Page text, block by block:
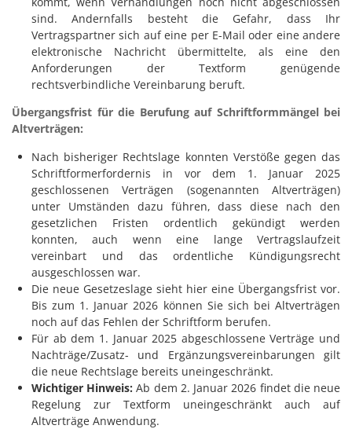
sind. Andernfalls besteht die Gefahr, dass Ihr
Vertragspartner sich auf eine per E-Mail oder eine andere
elektronische Nachricht übermittelte, als eine den
Anforderungen der Textform genügende
rechtsverbindliche Vereinbarung beruft.
Übergangsfrist für die Berufung auf Schriftformmängel bei
Altverträgen:
Nach bisheriger Rechtslage konnten Verstöße gegen das
Schriftformerfordernis in vor dem 1. Januar 2025
geschlossenen Verträgen (sogenannten Altverträgen)
unter Umständen dazu führen, dass diese nach den
gesetzlichen Fristen ordentlich gekündigt werden
konnten, auch wenn eine lange Vertragslaufzeit
vereinbart und das ordentliche Kündigungsrecht
ausgeschlossen war.
Die neue Gesetzeslage sieht hier eine Übergangsfrist vor.
Bis zum 1. Januar 2026 können Sie sich bei Altverträgen
noch auf das Fehlen der Schriftform berufen.
Für ab dem 1. Januar 2025 abgeschlossene Verträge und
Nachträge/Zusatz- und Ergänzungsvereinbarungen gilt
die neue Rechtslage bereits uneingeschränkt.
Wichtiger Hinweis: Ab dem 2. Januar 2026 findet die neue
Regelung zur Textform uneingeschränkt auch auf
Altverträge Anwendung.